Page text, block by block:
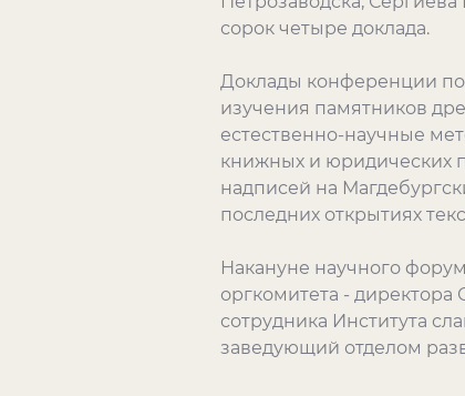
сорок четыре доклада.
Доклады конференции
изучения памятников
естественно-научные
книжных и юридических
надписей на
последних открытиях
Накануне научного
оргкомитета - директора
сотрудника Института
заведующий отделом